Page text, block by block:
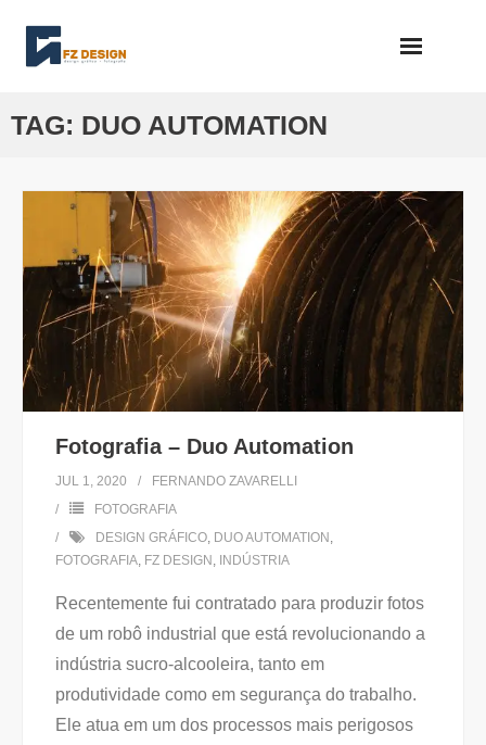
TAG: DUO AUTOMATION
Fotografia – Duo Automation
JUL 1, 2020
FERNANDO ZAVARELLI
FOTOGRAFIA
DESIGN GRÁFICO, DUO AUTOMATION ,
FOTOGRAFIA, FZ DESIGN , INDÚSTRIA
Recentemente fui contratado para produzir fotos
de um robô industrial que está revolucionando a
indústria sucro-alcooleira, tanto em
produtividade como em segurança do trabalho.
Ele atua em um dos processos mais perigosos